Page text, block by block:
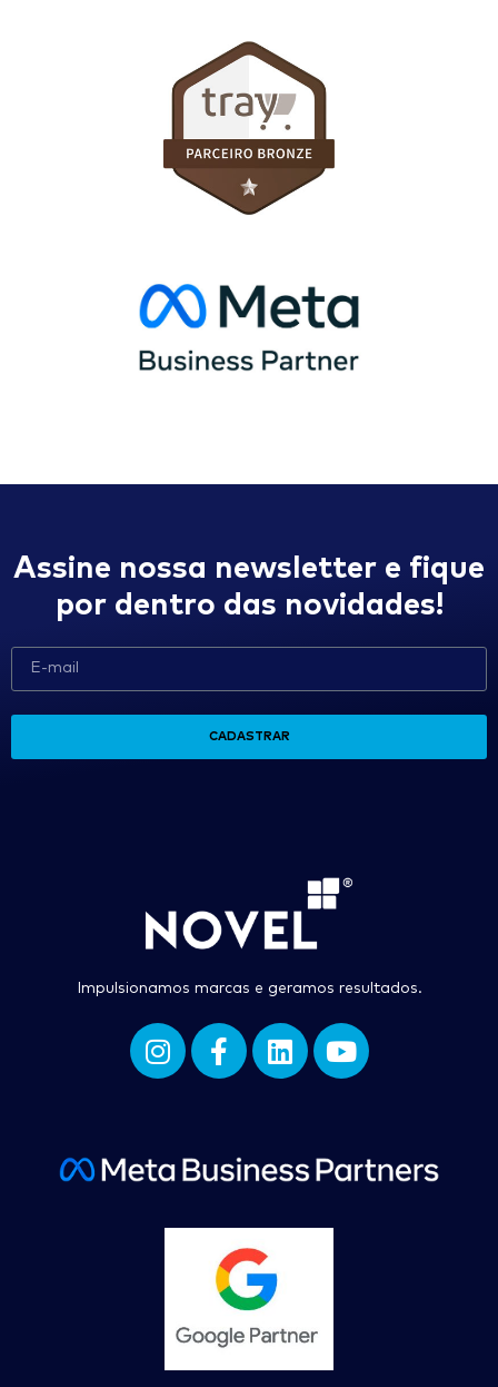
Assine nossa newsletter e fique
por dentro das novidades!
CADASTRAR
Impulsionamos marcas e geramos resultados.